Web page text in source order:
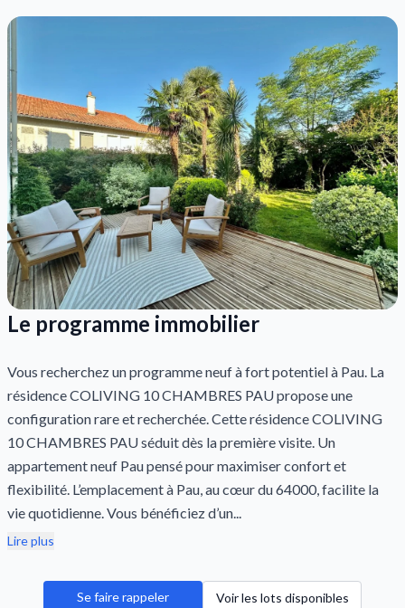
Le programme immobilier
Vous recherchez un programme neuf à fort potentiel à Pau. La
résidence COLIVING 10 CHAMBRES PAU propose une
configuration rare et recherchée. Cette résidence COLIVING
10 CHAMBRES PAU séduit dès la première visite. Un
appartement neuf Pau pensé pour maximiser confort et
flexibilité. L’emplacement à Pau, au cœur du 64000, facilite la
vie quotidienne. Vous bénéficiez d’un...
Lire plus
Se faire rappeler Voir les lots disponibles